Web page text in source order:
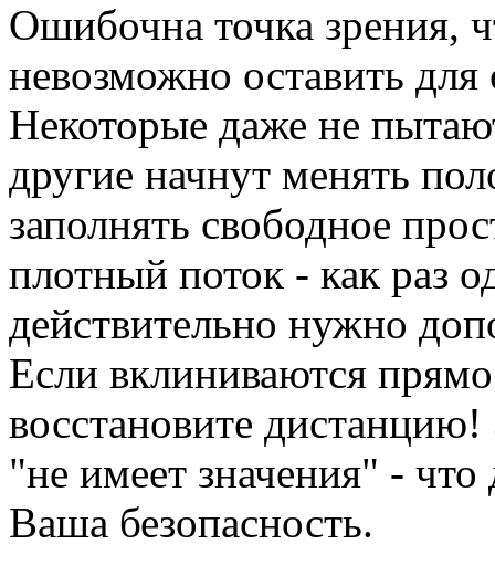
Ошибочна точка зрения,
невозможно оставить для
Некоторые даже не
другие начнут менять
заполнять свободное
плотный поток - как раз
действительно нужно
Если вклиниваются
восстановите
"не имеет значения" - что
Ваша безопасность.